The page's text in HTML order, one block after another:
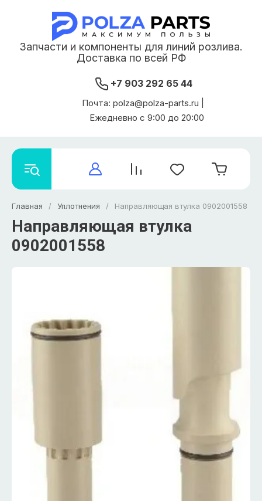
Запчасти и компоненты для линий розлива.
Доставка по всей РФ
+7 903 292 65 44
Почта: polza@polza-parts.ru |
Ежедневно с 9:00 до 20:00
Главная / Уплотнения / Направляющая втулка 0902001558
Направляющая втулка
0902001558